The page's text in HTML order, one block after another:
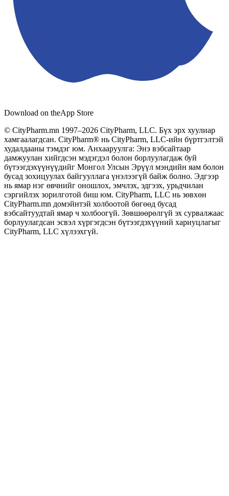
Download on theApp Store
© CityPharm.mn 1997–2026 CityPharm, LLC. Бүх эрх хуулиар
хамгаалагдсан. CityPharm® нь CityPharm, LLC-ийн бүртгэлтэй
худалдааны тэмдэг юм. Анхааруулга: Энэ вэбсайтаар
дамжуулан хийгдсэн мэдэгдэл болон борлуулагдаж буй
бүтээгдэхүүнүүдийг Монгол Улсын Эрүүл мэндийн яам болон
бусад зохицуулах байгууллага үнэлээгүй байж болно. Эдгээр
нь ямар нэг өвчнийг оношлох, эмчлэх, эдгээх, урьдчилан
сэргийлэх зорилготой биш юм. CityPharm, LLC нь зөвхөн
CityPharm.mn домэйнтэй холбоотой бөгөөд бусад
вэбсайтуудтай ямар ч холбоогүй. Зөвшөөрөлгүй эх сурвалжаас
борлуулагдсан эсвэл хүргэгдсэн бүтээгдэхүүний хариуцлагыг
CityPharm, LLC хүлээхгүй.